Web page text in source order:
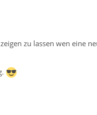
zu lassen wen eine